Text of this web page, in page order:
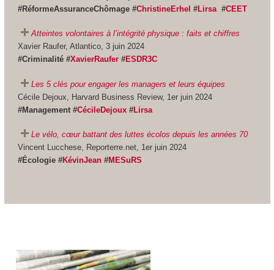
#RéformeAssuranceChômage #ChristineErhel #Lirsa#CEET
Atteintes volontaires à l’intégrité physique : faits et chiffres
Xavier Raufer, Atlantico, 3 juin 2024
#Criminalité #XavierRaufer#ESDR3C
Les 5 clés pour engager les managers et leurs équipes
Cécile Dejoux, Harvard Business Review, 1er juin 2024
#Management #CécileDejoux #Lirsa
Le vélo, cœur battant des luttes écolos depuis les années 70
Vincent Lucchese, Reporterre.net, 1er juin 2024
#Écologie #KévinJean#MESuRS